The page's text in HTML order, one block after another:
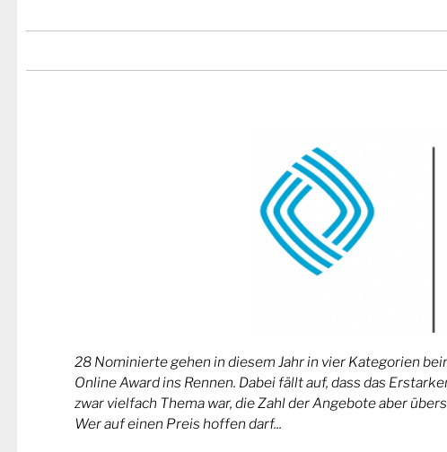
28 Nominierte gehen in diesem Jahr in vier Kategorien
Online Award ins Rennen. Dabei fällt auf, dass das
zwar vielfach Thema war, die Zahl der Angebote aber
Wer auf einen Preis hoffen darf...